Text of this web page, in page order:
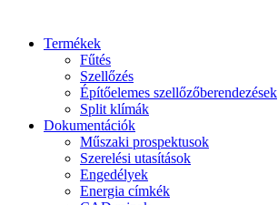
Termékek
Fűtés
Szellőzés
Építőelemes szellőzőberendezések
Split klímák
Dokumentációk
Műszaki prospektusok
Szerelési utasítások
Engedélyek
Energia címkék